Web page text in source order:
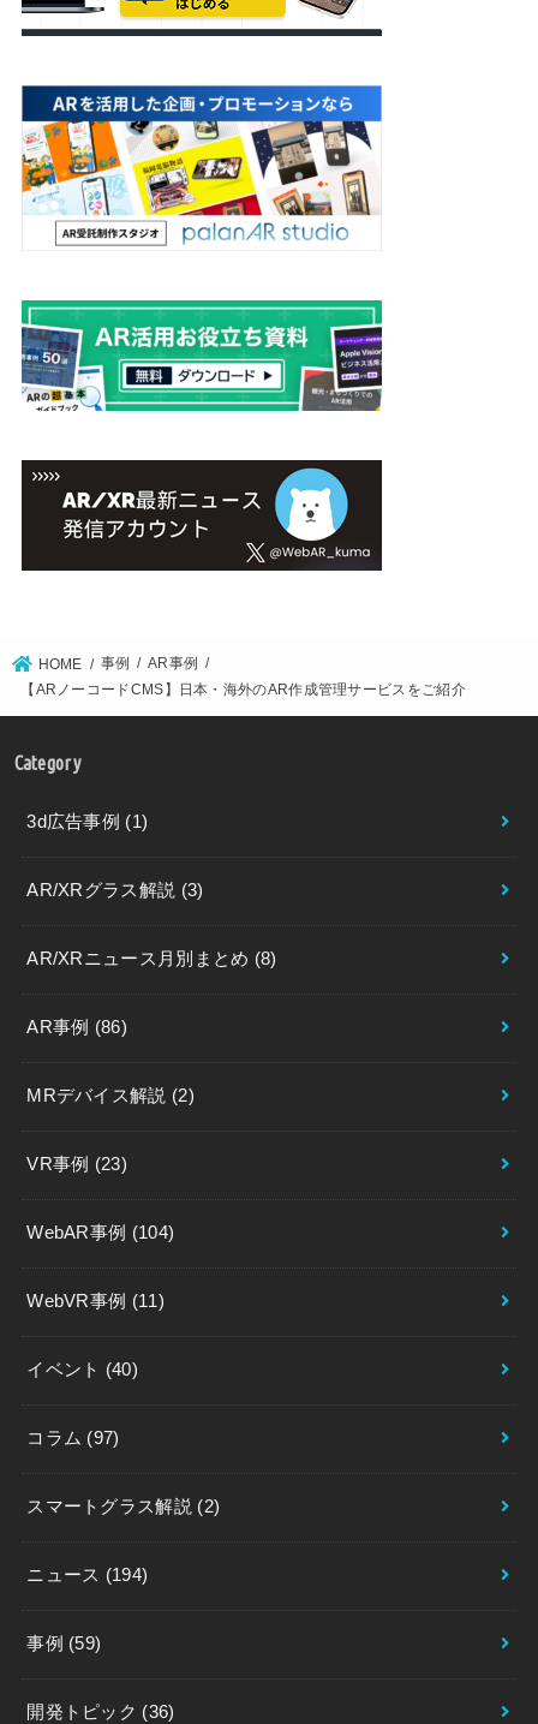
HOME 事例
AR事例
【ARノーコードCMS】日本・海外のAR作成管理サービスをご紹介
Category
3d広告事例 (1)
AR/XRグラス解説 (3)
AR/XRニュース月別まとめ (8)
AR事例 (86)
MRデバイス解説 (2)
VR事例 (23)
WebAR事例 (104)
WebVR事例 (11)
イベント (40)
コラム (97)
スマートグラス解説 (2)
ニュース (194)
事例 (59)
開発トピック (36)